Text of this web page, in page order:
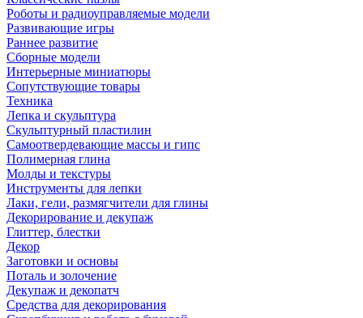
Роботы и радиоуправляемые модели
Развивающие игры
Раннее развитие
Сборные модели
Интерьерные миниатюры
Сопутствующие товары
Техника
Лепка и скульптура
Скульптурный пластилин
Самоотвердевающие массы и гипс
Полимерная глина
Молды и текстуры
Инструменты для лепки
Лаки, гели, размягчители для глины
Декорирование и декупаж
Глиттер, блестки
Декор
Заготовки и основы
Поталь и золочение
Декупаж и декопатч
Средства для декорирования